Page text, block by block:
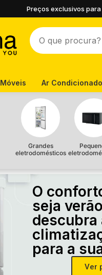
Preços exclusivos
Móveis Ar Condicionado
Grandes
eletrodomésticos
O
seja
descubra
para a
Ver